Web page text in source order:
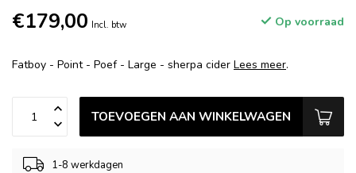
€179,00 Incl. btw Op voorraad
Fatboy - Point - Poef - Large - sherpa cider Lees meer.
TOEVOEGEN AAN WINKELWAGEN
1-8 werkdagen